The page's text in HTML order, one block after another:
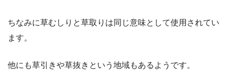
ちなみに草むしりと草取りは同じ意味として使用されてい
ます。
他にも草引きや草抜きという地域もあるようです。